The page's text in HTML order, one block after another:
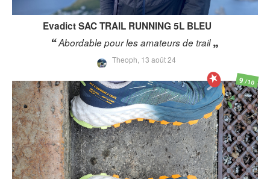
EvadictSAC TRAIL RUNNING 5L BLEU
Abordable pour les amateurs de trail
Theoph, 13 août 24
9/10